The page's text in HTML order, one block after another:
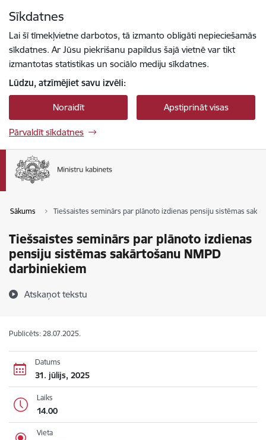
Sīkdatnes
Lai šī tīmekļvietne darbotos, tā izmanto obligāti nepieciešamās
sīkdatnes. Ar Jūsu piekrišanu papildus šajā vietnē var tikt
izmantotas statistikas un sociālo mediju sīkdatnes.
Lūdzu, atzīmējiet savu izvēli:
Noraidīt Apstiprināt visas
Pārvaldīt sīkdatnes
Sākums Tiešsaistes seminārs par plānoto izdienas pensiju sistēmas
Tiešsaistes seminārs par plānoto izdienas
pensiju sistēmas sakārtošanu NMPD
darbiniekiem
Atskaņot tekstu
Publicēts: 28.07.2025.
Datums
31. jūlijs, 2025
Laiks
14.00
Vieta